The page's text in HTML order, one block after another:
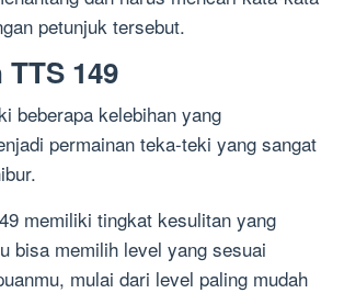
petunjuk tersebut.
149
beberapa kelebihan yang
permainan teka-teki yang sangat
memiliki tingkat kesulitan yang
bisa memilih level yang sesuai
mulai dari level paling mudah